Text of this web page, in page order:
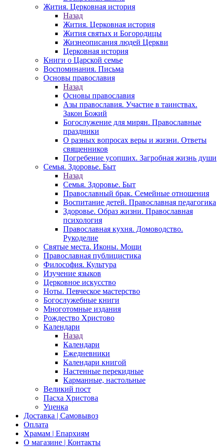
Жития. Церковная история
Назад
Жития. Церковная история
Жития святых и Богородицы
Жизнеописания людей Церкви
Церковная история
Книги о Царской семье
Воспоминания. Письма
Основы православия
Назад
Основы православия
Азы православия. Участие в таинствах.
Закон Божий
Богослужение для мирян. Православные
праздники
О разных вопросах веры и жизни. Ответы
священников
Погребение усопших. Загробная жизнь души
Семья. Здоровье. Быт
Назад
Семья. Здоровье. Быт
Православный брак. Семейные отношения
Воспитание детей. Православная педагогика
Здоровье. Образ жизни. Православная
психология
Православная кухня. Домоводство.
Рукоделие
Святые места. Иконы. Мощи
Православная публицистика
Философия. Культура
Изучение языков
Церковное искусство
Ноты. Певческое мастерство
Богослужебные книги
Многотомные издания
Рождество Христово
Календари
Назад
Календари
Ежедневники
Календари книгой
Настенные перекидные
Карманные, настольные
Великий пост
Пасха Христова
Уценка
Доставка | Самовывоз
Оплата
Храмам | Епархиям
О магазине | Контакты